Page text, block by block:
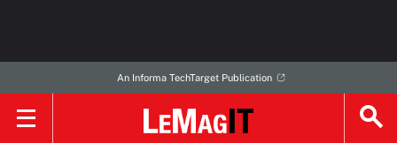
An Informa TechTarget Publication